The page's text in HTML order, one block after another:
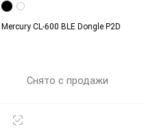
Mercury CL-600 BLE Dongle P2D
Снято с продажи